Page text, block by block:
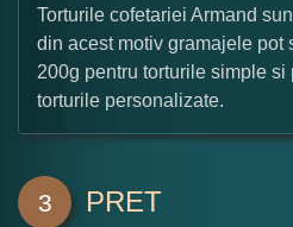
Torturile cofetariei Armand
din acest motiv gramajele pot
200g pentru torturile simple si
torturile personalizate.
3 PRET